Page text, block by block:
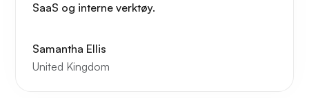
SaaS og interne verktøy.
Samantha Ellis
United Kingdom